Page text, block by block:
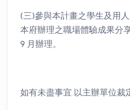
(三)參與本計畫之學生及用
本府辦理之職場體驗成果分
9 月辦理。
如有未盡事宜 以主辦單位裁